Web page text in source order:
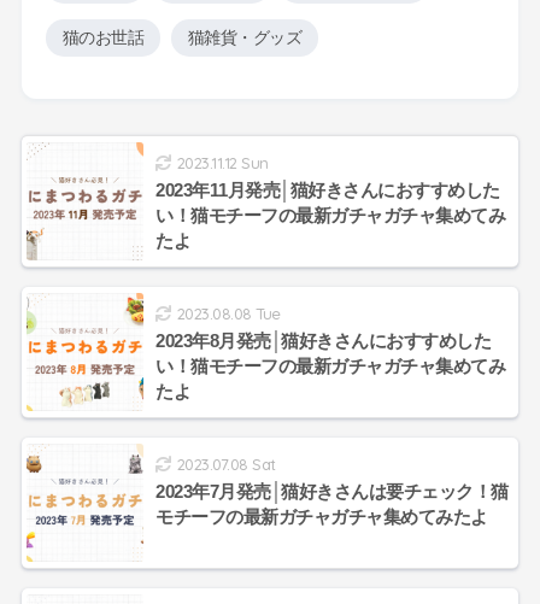
猫のお世話 猫雑貨・グッズ
2023.11.12 Sun
2023年11月発売│猫好きさんにおすすめした
い！猫モチーフの最新ガチャガチャ集めてみ
たよ
2023.08.08 Tue
2023年8月発売│猫好きさんにおすすめした
い！猫モチーフの最新ガチャガチャ集めてみ
たよ
2023.07.08 Sat
2023年7月発売│猫好きさんは要チェック！猫
モチーフの最新ガチャガチャ集めてみたよ